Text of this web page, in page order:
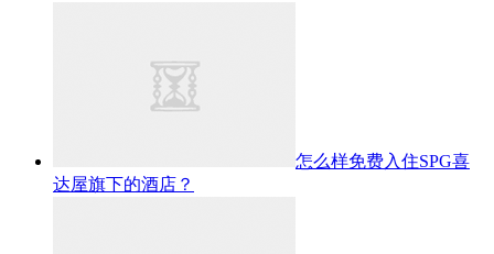
怎么样免费入住SPG喜
达屋旗下的酒店？